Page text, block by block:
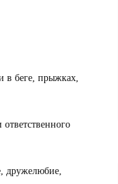
в беге, прыжках,
дружелюбие,